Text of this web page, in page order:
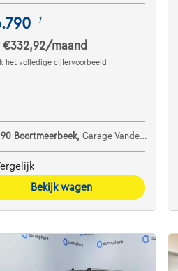
1
€332,92/maand
het volledige cijfervoorbeeld
Boortmeerbeek,Garage Vanderborght Boortmeerbeek
Bekijk wagen